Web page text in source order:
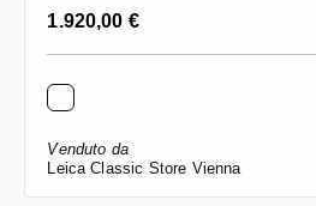
Prezzo normale:
1.920,00 €
Venduto da
Leica Classic Store Vienna